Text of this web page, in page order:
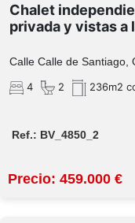
Chalet
privada y vistas a
Calle Calle de Santiago,
4
2 236m2
Ref.: BV_4850_2
Precio: 459.000 €